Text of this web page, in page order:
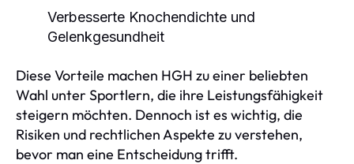
Verbesserte Knochendichte und
Gelenkgesundheit
Diese Vorteile machen HGH zu einer beliebten
Wahl unter Sportlern, die ihre Leistungsfähigkeit
steigern möchten. Dennoch ist es wichtig, die
Risiken und rechtlichen Aspekte zu verstehen,
bevor man eine Entscheidung trifft.